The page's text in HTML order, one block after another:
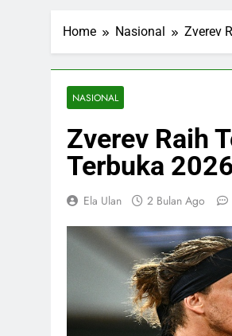
Home Nasional Zverev
NASIONAL
Zverev Raih
Terbuka
Ela Ulan 2 Bulan Ago